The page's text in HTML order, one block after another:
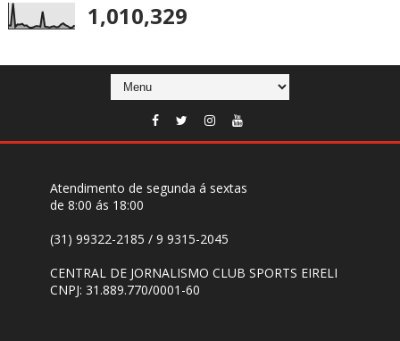
1,010,329
Atendimento de segunda á sextas
de 8:00 ás 18:00
(31) 99322-2185 / 9 9315-2045
CENTRAL DE JORNALISMO CLUB SPORTS EIRELI
CNPJ: 31.889.770/0001-60